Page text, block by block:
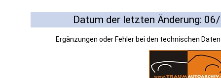
Datum der letzten Änderung:
Ergänzungen oder Fehler bei den technischen